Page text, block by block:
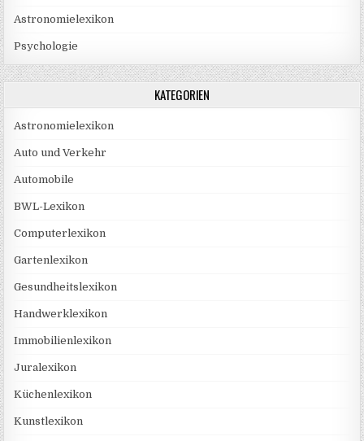
Astronomielexikon
Psychologie
KATEGORIEN
Astronomielexikon
Auto und Verkehr
Automobile
BWL-Lexikon
Computerlexikon
Gartenlexikon
Gesundheitslexikon
Handwerklexikon
Immobilienlexikon
Juralexikon
Küchenlexikon
Kunstlexikon